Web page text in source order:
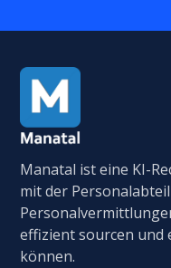
Manatal ist eine KI-
mit der
effizient sourcen und
können.